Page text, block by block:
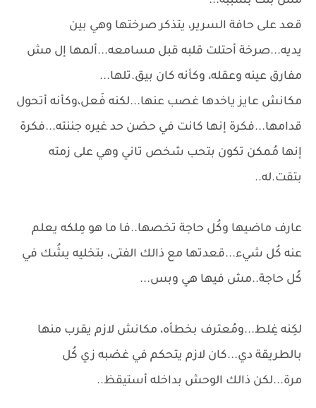
قعد على حافة السرير، يتذكر صرختها وهي بين
يديه...صرخة أحتلت قلبه قبل مسامعه...ألمها إل مش
مفارق عينه وعقله، وكأنه كان بيق.تلها...
مكانش عايز ياخدها غصب عنها...لكنه فَعل،وكأنه أتحول
قدامها...فكرة إنها كانت في حضن حد غيره جننته...فكرة
إنها مُمكن تكون بتحب شخص تاني وهي على زمته
بتقت.له..
عارف ماضيها وكُل حاجة تخصها..فا ما هو مِلكه يعلم
عنه كُل شيء...قعدتها مع ذالك الفتى، بتخليه يشُك في
كُل حاجة..مش فيها هي وبس...
لكِنه غِلط...ومُعترف بخطأه، مكانش لازم يقرب منها
بالطريقة دي...كان لازم يتحكم في غضبه زي كُل
مرة...لكن ذالك الوحش بداخله أستيقظ..